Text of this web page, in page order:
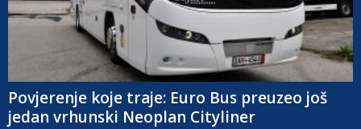
Povjerenje koje traje: Euro Bus preuzeo još
jedan vrhunski Neoplan Cityliner